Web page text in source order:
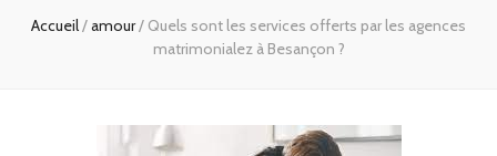
Accueil/amour/ Quels sont les services offerts par les agences
matrimonialez à Besançon ?